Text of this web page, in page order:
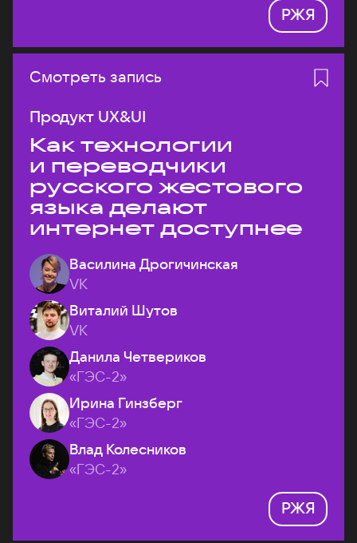
РЖЯ
Смотреть запись
Продукт UX&UI
Как технологии
и переводчики
русского жестового
языка делают
интернет доступнее
Василина Дрогичинская
VK
Виталий Шутов
VK
Данила Четвериков
«ГЭС-2»
Ирина Гинзберг
«ГЭС-2»
Влад Колесников
«ГЭС-2»
РЖЯ